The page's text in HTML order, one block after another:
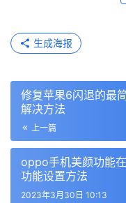
生成海报
修复苹果6闪退的最
解决方法
上一篇
oppo手机美颜功能
功能设置方法
2023年3月30日 10:13